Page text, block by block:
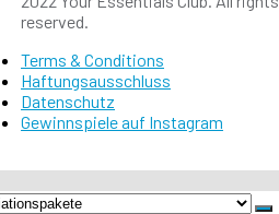
reserved.
Terms & Conditions
Haftungsausschluss
Datenschutz
Gewinnspiele auf Instagram